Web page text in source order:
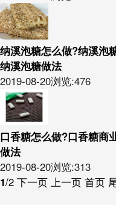
纳溪泡糖怎么做?纳溪泡
纳溪泡糖做法
2019-08-20浏览:476
口香糖怎么做?口香糖商
做法
2019-08-20浏览:313
1/2 下一页 上一页 首页